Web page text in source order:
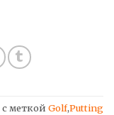
с меткой Golf,Putting